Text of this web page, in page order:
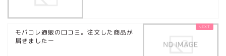
モバコレ通販の口コミ。注文した商品が
届きましたー